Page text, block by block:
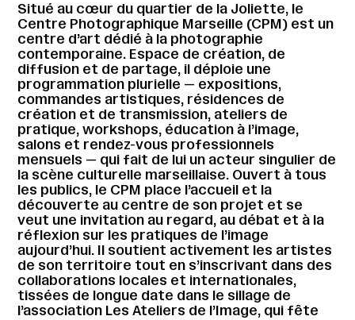
Situé au cœur du quartier de la Joliette, le
Centre Photographique Marseille (CPM) est un
centre d’art dédié à la photographie
contemporaine. Espace de création, de
diffusion et de partage, il déploie une
programmation plurielle — expositions,
commandes artistiques, résidences de
création et de transmission, ateliers de
pratique, workshops, éducation à l’image,
salons et rendez-vous professionnels
mensuels — qui fait de lui un acteur singulier de
la scène culturelle marseillaise. Ouvert à tous
les publics, le CPM place l’accueil et la
découverte au centre de son projet et se
veut une invitation au regard, au débat et à la
réflexion sur les pratiques de l’image
aujourd’hui. Il soutient activement les artistes
de son territoire tout en s’inscrivant dans des
collaborations locales et internationales,
tissées de longue date dans le sillage de
l’association Les Ateliers de l’Image, qui fête